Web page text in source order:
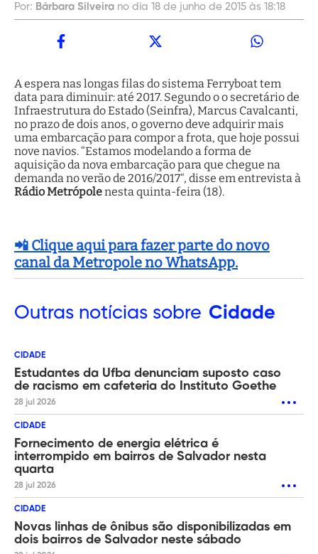
Por: Bárbara Silveira no dia 18 de junho de 2015 às 18:18
A espera nas longas filas do sistema Ferryboat tem
data para diminuir: até 2017. Segundo o o secretário de
Infraestrutura do Estado (Seinfra), Marcus Cavalcanti,
no prazo de dois anos, o governo deve adquirir mais
uma embarcação para compor a frota, que hoje possui
nove navios. “Estamos modelando a forma de
aquisição da nova embarcação para que chegue na
demanda no verão de 2016/2017“, disse em entrevista à
Rádio Metrópolenesta quinta-feira (18).
📲 Clique aqui para fazer parte do novo
canal da Metropole no WhatsApp.
Outras notícias sobre Cidade
CIDADE
Estudantes da Ufba denunciam suposto caso
de racismo em cafeteria do Instituto Goethe
28 jul 2026
CIDADE
Fornecimento de energia elétrica é
interrompido em bairros de Salvador nesta
quarta
28 jul 2026
CIDADE
Novas linhas de ônibus são disponibilizadas em
dois bairros de Salvador neste sábado